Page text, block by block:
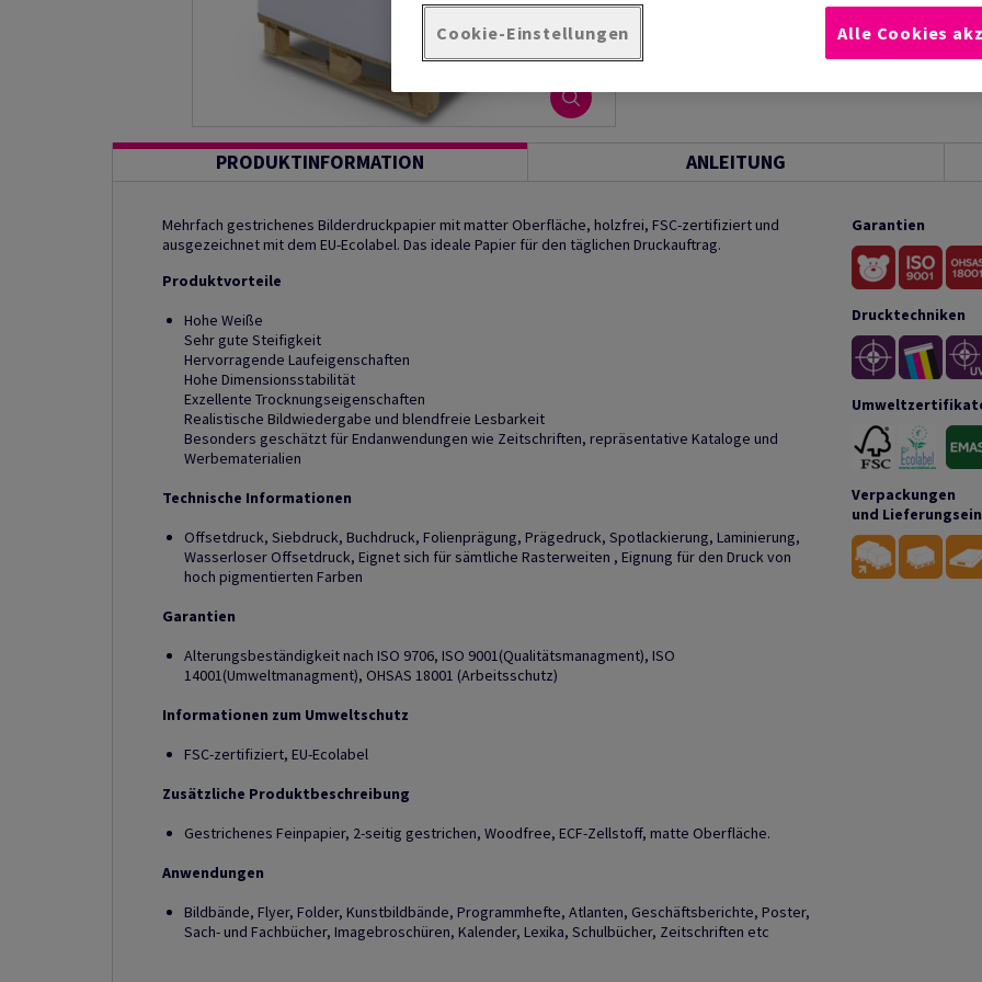
Produkt
PRODUKTINFORMATION ANLEITUNG
Mehrfach gestrichenes Bilderdruckpapier mit matter Oberfläche, holzfrei, FSC-zertifiziert und
ausgezeichnet mit dem EU-Ecolabel. Das ideale Papier für den täglichen Druckauftrag.
Produktvorteile
Hohe Weiße
Sehr gute Steifigkeit
Hervorragende Laufeigenschaften
Hohe Dimensionsstabilität
Exzellente Trocknungseigenschaften
Realistische Bildwiedergabe und blendfreie Lesbarkeit
Besonders geschätzt für Endanwendungen wie Zeitschriften, repräsentative Kataloge und
Werbematerialien
Technische Informationen
Offsetdruck, Siebdruck, Buchdruck, Folienprägung, Prägedruck, Spotlackierung, Laminierung,
Wasserloser Offsetdruck, Eignet sich für sämtliche Rasterweiten , Eignung für den Druck von
hoch pigmentierten Farben
Garantien
Alterungsbeständigkeit nach ISO 9706, ISO 9001(Qualitätsmanagment), ISO
14001(Umweltmanagment), OHSAS 18001 (Arbeitsschutz)
Informationen zum Umweltschutz
FSC-zertifiziert, EU-Ecolabel
Zusätzliche Produktbeschreibung
Gestrichenes Feinpapier, 2-seitig gestrichen, Woodfree, ECF-Zellstoff, matte Oberfläche.
Anwendungen
Bildbände, Flyer, Folder, Kunstbildbände, Programmhefte, Atlanten, Geschäftsberichte, Poster,
Sach- und Fachbücher, Imagebroschüren, Kalender, Lexika, Schulbücher, Zeitschriften etc
Garantien
Drucktechniken
Verpackungen
und
Cookie-Einstellungen Alle Cookies